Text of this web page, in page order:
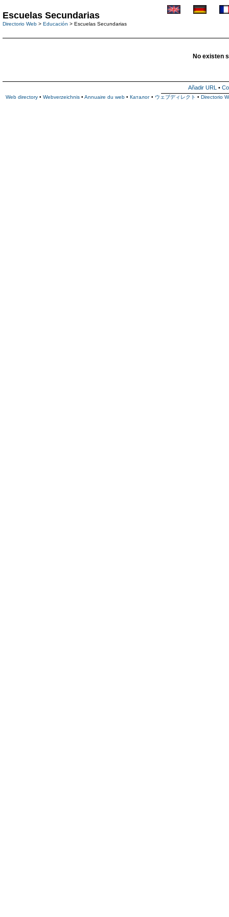
Escuelas Secundarias
Directorio Web > Educación > Escuelas Secundarias
No existen
Añadir URL •
Web directory • Webverzeichnis • Annuaire du web • Каталог • ウェブディレクト • Directorio